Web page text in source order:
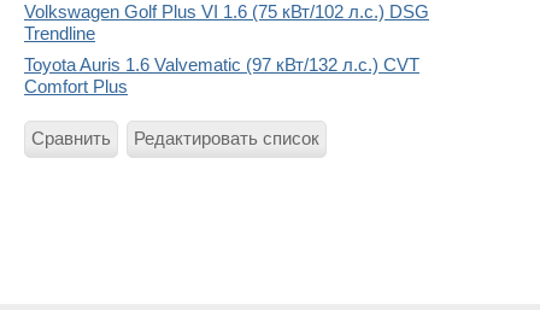
Volkswagen Golf Plus VI 1.6 (75 кВт/102 л.с.) DSG
Trendline
Toyota Auris 1.6 Valvematic (97 кВт/132 л.с.) CVT
Comfort Plus
Сравнить Редактировать список